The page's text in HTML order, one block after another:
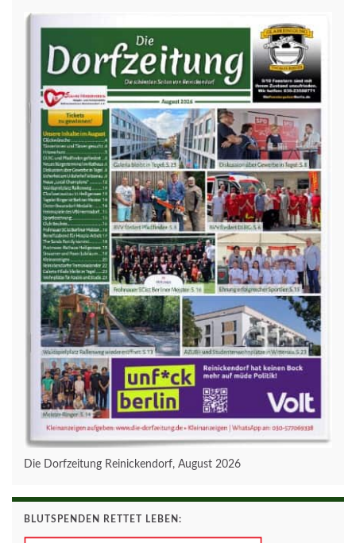
Die Dorfzeitung Reinickendorf, August 2026
BLUTSPENDEN RETTET LEBEN: